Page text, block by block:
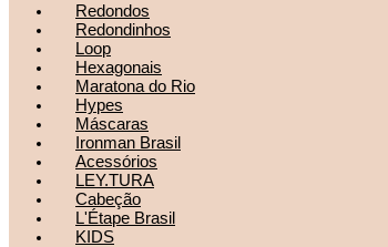
Redondos
Redondinhos
Loop
Hexagonais
Maratona do Rio
Hypes
Máscaras
Ironman Brasil
Acessórios
LEY.TURA
Cabeção
L'Étape Brasil
KIDS